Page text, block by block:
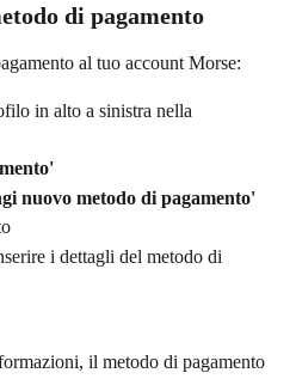
di pagamento
al tuo account Morse:
in alto a sinistra nella
nuovo metodo di pagamento'
i dettagli del metodo di
il metodo di pagamento